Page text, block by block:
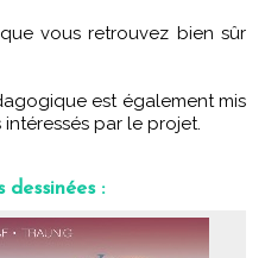
vous retrouvez bien sûr
est également mis
par le projet.
dessinées :